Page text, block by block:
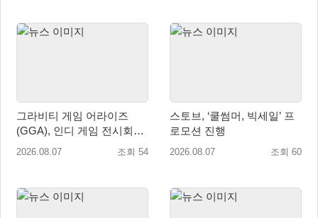
그라비티 게임 어라이즈
(GGA), 인디 게임 전시회
‘도쿄 게임 던전 13’ 참가!
2026.08.07 조회 54
스토브, ‘쿨썸머, 빅세일’ 프
로모션 진행
2026.08.07 조회 60